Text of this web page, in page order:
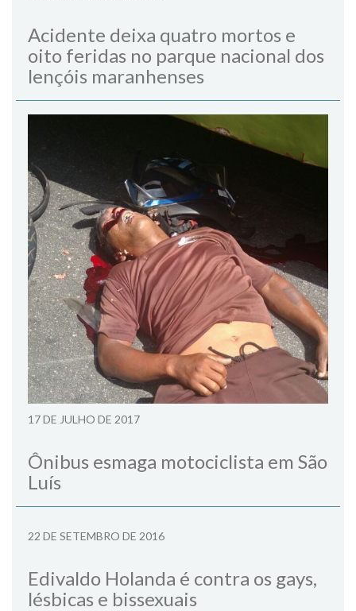
Acidente deixa quatro mortos e
oito feridas no parque nacional dos
lençóis maranhenses
17 DE JULHO DE 2017
Ônibus esmaga motociclista em São
Luís
22 DE SETEMBRO DE 2016
Edivaldo Holanda é contra os gays,
lésbicas e bissexuais